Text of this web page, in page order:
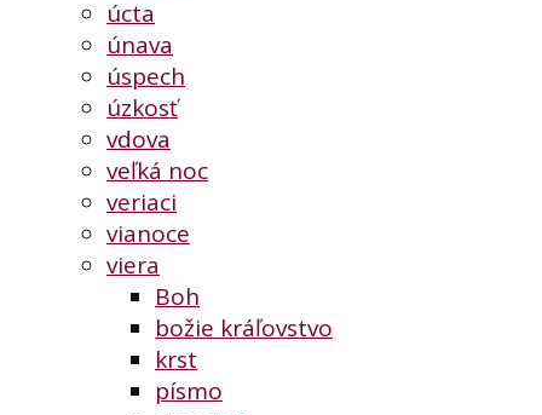
úcta
únava
úspech
úzkosť
vdova
veľká noc
veriaci
vianoce
viera
Boh
božie kráľovstvo
krst
písmo